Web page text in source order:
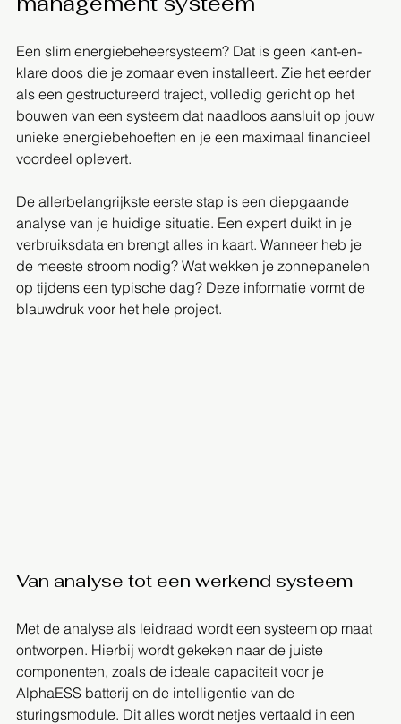
Een slim energiebeheersysteem? Dat is geen kant-en-
klare doos die je zomaar even installeert. Zie het eerder
als een gestructureerd traject, volledig gericht op het
bouwen van een systeem dat naadloos aansluit op jouw
unieke energiebehoeften en je een maximaal financieel
voordeel oplevert.
De allerbelangrijkste eerste stap is een diepgaande
analyse van je huidige situatie. Een expert duikt in je
verbruiksdata en brengt alles in kaart. Wanneer heb je
de meeste stroom nodig? Wat wekken je zonnepanelen
op tijdens een typische dag? Deze informatie vormt de
blauwdruk voor het hele project.
Van analyse tot een werkend systeem
Met de analyse als leidraad wordt een systeem op maat
ontworpen. Hierbij wordt gekeken naar de juiste
componenten, zoals de ideale capaciteit voor je
AlphaESS batterij en de intelligentie van de
sturingsmodule. Dit alles wordt netjes vertaald in een